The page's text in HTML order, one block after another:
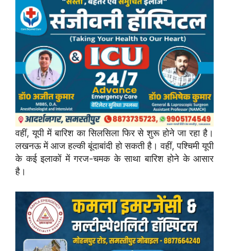
वहीं, यूपी में बारिश का सिलसिला फिर से शुरू होने जा रहा है।
लखनऊ में आज हल्की बूंदाबांदी हो सकती है। वहीं, पश्चिमी यूपी
के कई इलाकों में गरज-चमक के साथा बारिश होने के आसार
है।